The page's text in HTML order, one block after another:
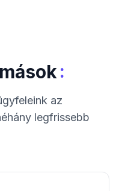
:
az
legfrissebb